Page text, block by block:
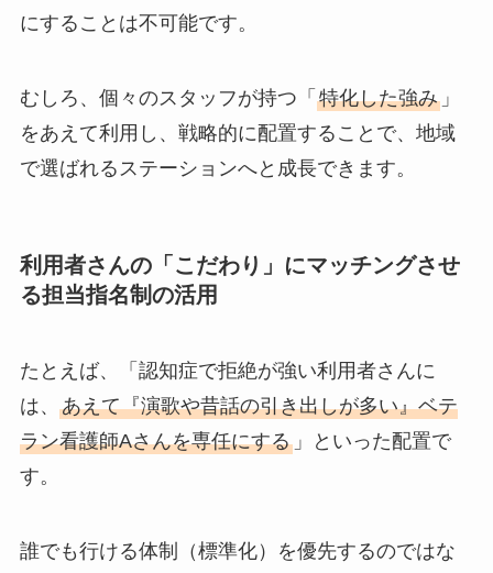
にすることは不可能です。
むしろ、個々のスタッフが持つ「 特化した強み」
をあえて利用し、戦略的に配置することで、地域
で選ばれるステーションへと成長できます。
利用者さんの「こだわり」にマッチングさせ
る担当指名制の活用
たとえば、「認知症で拒絶が強い利用者さんに
は、 あえて『演歌や昔話の引き出しが多い』ベテ
ラン看護師Aさんを専任にする」といった配置で
す。
誰でも行ける体制（標準化）を優先するのではな